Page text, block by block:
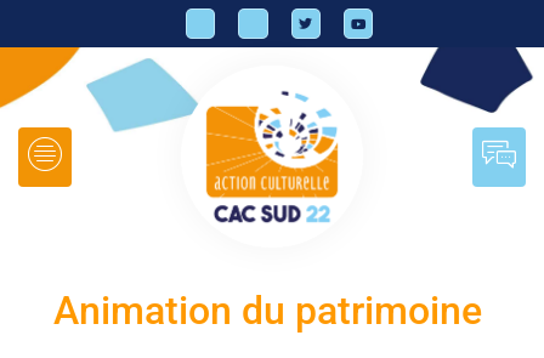
Animation du patrimoine